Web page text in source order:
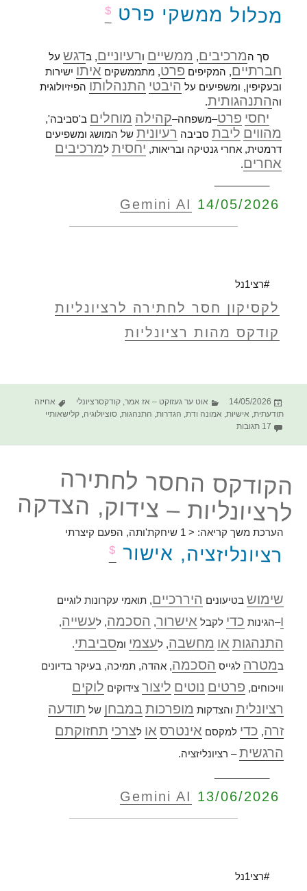
מכלול ממשקי פרט $
סך המרכיבים, ממשיים ורעיוניים, בדגש על
חברתיים, המקיפים פרט, מתממשקים איתו ישירות
ובעקיפין, ומשפיעים על היבטי התנהלותו הפיזיולוגית
וההתנהגותית.
יחסי פרט–משפחה–קהילה מוחלים ב'סביבה',
מהווים ליבת סביבה רעיונית של המושג ומשפיעים
דרמטית, אחרי גנטיקה ובריאות, יחסית למרכיבים
אחרים.
Gemini AI 14/05/2026
#רצי1נל
לקסיקון חסר לחתירה לרציונליות
קודקס מהות רציונליות
פורסם
בתאריך
14/05/2026 קטגוריות
אוט ער געזוקט – אז אמר,קודקסרציונלי תגיות
אחיזה
תודעתית, אישיות, אמונה ודת, הגדרות, התנהגות,סוציולוגיה,קלישאותיי
17 תגובות
על הקודקס החסר לחתירה לרציונליות – סביבה (אנושית)
הקודקס החסר לחתירה
לרציונליות – צידוק, הצדקה
הערכת משך קריאה: < 1 שיחקת'ותה, הפעם קיצרתי
רציונליזציה, אישור $
שימוש בטיעונים היררכיים, תואמי עקרונות לוגיים
ו–הגינות כדי לקבל אישרור, הסכמה, לעשייה,
התנהגות או מחשבה, לעצמי ומסביבתי.
במטרה לגייס הסכמה, אהדה, תמיכה, בעיקר בדיונים
וויכוחים, פרטים נוטים ליצור צידוקים לוקים
רציונלית והצדקות מופרכות במבחן של תודעה
זרה, כדי למקסם אינטרס או לצרכי תחזוקתם
הרגשית– רציונליזציה.
Gemini AI 13/06/2026
#רצי1נל